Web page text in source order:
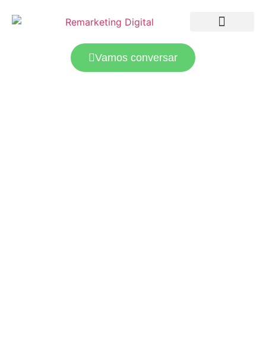
Vamos conversar